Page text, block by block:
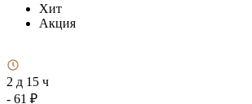
Хит
Акция
2 д 15 ч
- 61 ₽